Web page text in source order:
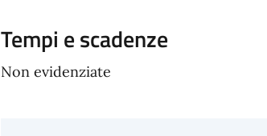
Tempi e scadenze
Non evidenziate